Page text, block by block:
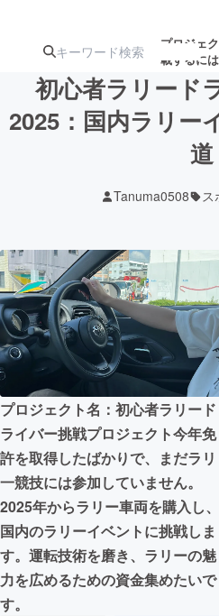
プロジェ
載するには
注目の新着プロ
テクノロジー・ガジェ
映像・映画
ビジネス・起業
まちづくり・地域活性化
CAMPFIRE for Social Good
CAMPFIREふるさと納税
初心者ラリード
2025：国内ラリー
道
Tanuma0508 ス
プロジェクト名：初心者ラリード
ライバー挑戦プロジェクト今年免
許を取得したばかりで、まだラリ
一競技には参加していません。
2025年からラリー車両を購入し、
国内のラリーイベントに挑戦しま
す。運転技術を磨き、ラリーの魅
力を広めるための資金集めたいで
す。